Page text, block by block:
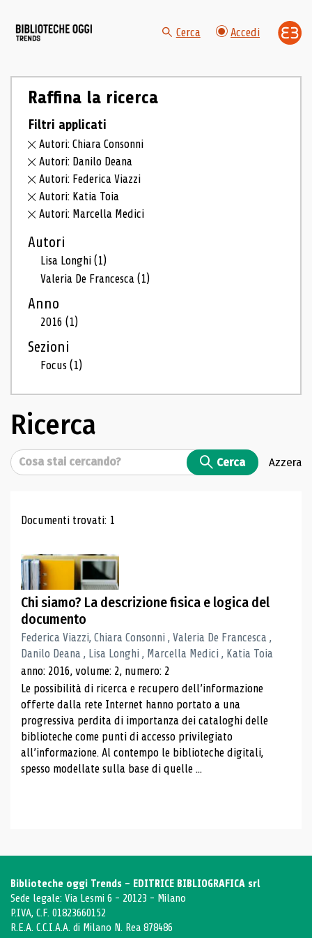
Cerca Accedi
Raffina la ricerca
Filtri applicati
Autori: Chiara Consonni
Autori: Danilo Deana
Autori: Federica Viazzi
Autori: Katia Toia
Autori: Marcella Medici
Autori
Lisa Longhi(1)
Valeria De Francesca(1)
Anno
2016(1)
Sezioni
Focus(1)
Ricerca
Cerca Cerca Azzera
Risultati di ricerca
Documenti trovati: 1
Chi siamo? La descrizione fisica e logica del
documento
Federica Viazzi, Chiara Consonni , Valeria De Francesca ,
Danilo Deana , Lisa Longhi , Marcella Medici , Katia Toia
anno: 2016, volume: 2, numero: 2
Le possibilità di ricerca e recupero dell’informazione
offerte dalla rete Internet hanno portato a una
progressiva perdita di importanza dei cataloghi delle
biblioteche come punti di accesso privilegiato
all’informazione. Al contempo le biblioteche digitali,
spesso modellate sulla base di quelle ...
Biblioteche oggi Trends - EDITRICE BIBLIOGRAFICA srl
Sede legale: Via Lesmi 6 - 20123 - Milano
P.IVA, C.F. 01823660152
R.E.A. C.C.I.A.A. di Milano N. Rea 878486